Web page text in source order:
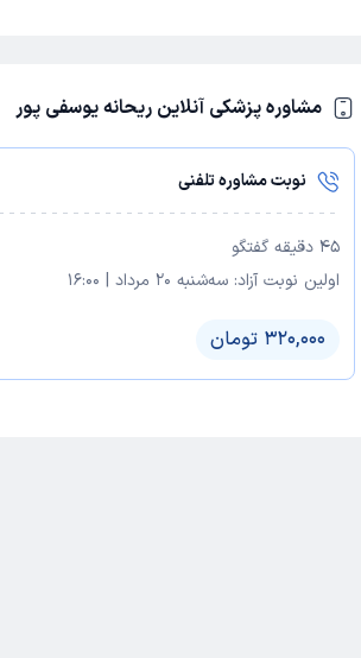
مشاوره پزشکی آنلاین ریحانه یوسفی پور
نوبت مشاوره تلفنی
45 دقیقه گفتگو
اولین نوبت آزاد: سه‌شنبه 20 مرداد |
16:00
320,000 تومان